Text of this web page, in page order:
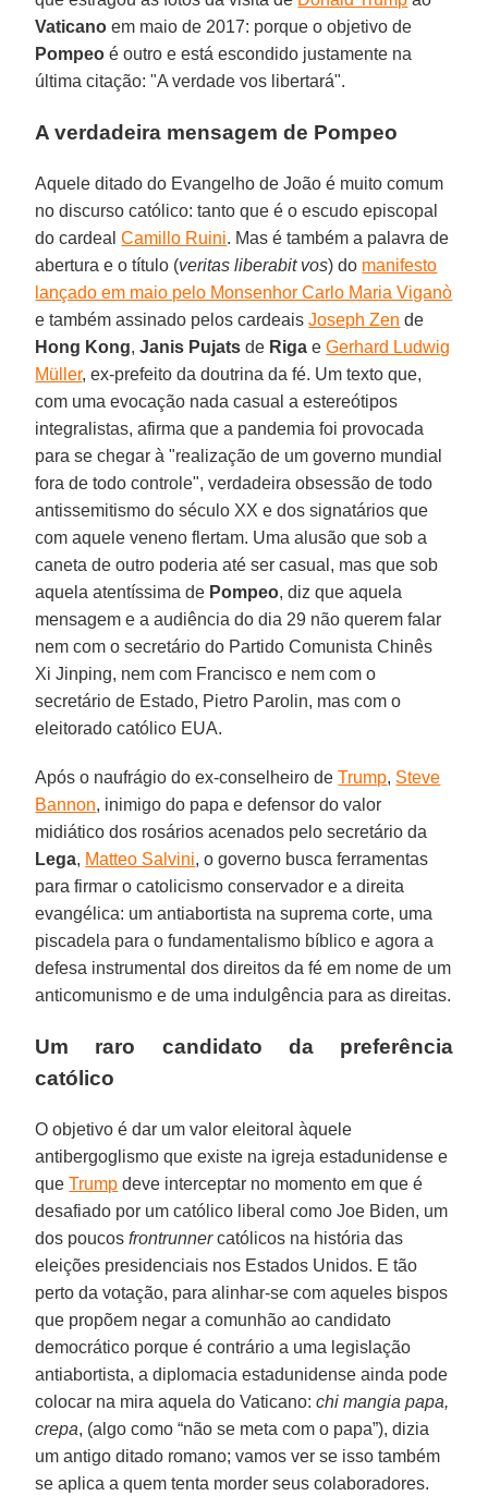
Vaticano em maio de 2017: porque o objetivo de
Pompeo é outro e está escondido justamente na
última citação: "A verdade vos libertará".
A verdadeira mensagem de Pompeo
Aquele ditado do Evangelho de João é muito comum
no discurso católico: tanto que é o escudo episcopal
do cardealCamillo Ruini. Mas é também a palavra de
abertura e o título (veritas liberabit vos) do manifesto
lançado em maio pelo Monsenhor Carlo Maria Viganò
e também assinado pelos cardeaisJoseph Zen de
Hong Kong,Janis Pujats de Riga eGerhard Ludwig
Müller, ex-prefeito da doutrina da fé. Um texto que,
com uma evocação nada casual a estereótipos
integralistas, afirma que a pandemia foi provocada
para se chegar à "realização de um governo mundial
fora de todo controle", verdadeira obsessão de todo
antissemitismo do século XX e dos signatários que
com aquele veneno flertam. Uma alusão que sob a
caneta de outro poderia até ser casual, mas que sob
aquela atentíssima de Pompeo, diz que aquela
mensagem e a audiência do dia 29 não querem falar
nem com o secretário do Partido Comunista Chinês
Xi Jinping, nem com Francisco e nem com o
secretário de Estado, Pietro Parolin, mas com o
eleitorado católico EUA.
Após o naufrágio do ex-conselheiro deTrump, Steve
Bannon, inimigo do papa e defensor do valor
midiático dos rosários acenados pelo secretário da
Lega, Matteo Salvini, o governo busca ferramentas
para firmar o catolicismo conservador e a direita
evangélica: um antiabortista na suprema corte, uma
piscadela para o fundamentalismo bíblico e agora a
defesa instrumental dos direitos da fé em nome de um
anticomunismo e de uma indulgência para as direitas.
Um raro candidato da preferência
católico
O objetivo é dar um valor eleitoral àquele
antibergoglismo que existe na igreja estadunidense e
queTrump deve interceptar no momento em que é
desafiado por um católico liberal como Joe Biden, um
dos poucosfrontrunnercatólicos na história das
eleições presidenciais nos Estados Unidos. E tão
perto da votação, para alinhar-se com aqueles bispos
que propõem negar a comunhão ao candidato
democrático porque é contrário a uma legislação
antiabortista, a diplomacia estadunidense ainda pode
colocar na mira aquela do Vaticano:chi mangia papa,
crepa, (algo como “não se meta com o papa”), dizia
um antigo ditado romano; vamos ver se isso também
se aplica a quem tenta morder seus colaboradores.